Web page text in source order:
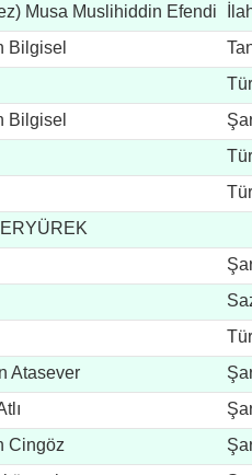
Musa Muslihiddin Efendi
Bilgisel
Bilgisel
Atasever
Cingöz